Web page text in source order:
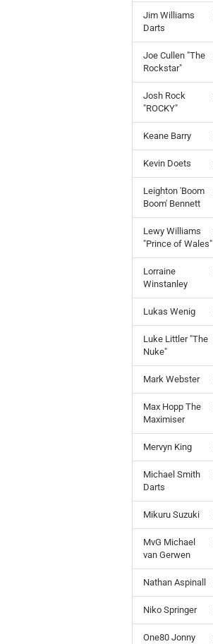
Jim Williams
Darts
Joe Cullen "The
Rockstar"
Josh Rock
"ROCKY"
Keane Barry
Kevin Doets
Leighton 'Boom
Boom' Bennett
Lewy Williams
"Prince of Wales"
Lorraine
Winstanley
Lukas Wenig
Luke Littler "The
Nuke"
Mark Webster
Max Hopp The
Maximiser
Mervyn King
Michael Smith
Darts
Mikuru Suzuki
MvG Michael
van Gerwen
Nathan Aspinall
Niko Springer
One80 Jonny